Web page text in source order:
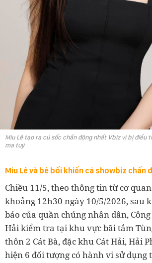
Miu Lê tạo ra cú sốc chấn động nhất Vbiz vì bị điều
ma tuý
Miu Lê và bê bối khiến cả showbiz chấn
Chiều 11/5, theo thông tin từ cơ
khoảng 12h30 ngày 10/5/2026, sau
báo của quần chúng nhân dân,
Hải kiểm tra tại khu vực bãi tắm
thôn 2 Cát Bà, đặc khu Cát Hải, Hải
hiện 6 đối tượng có hành vi sử dụng